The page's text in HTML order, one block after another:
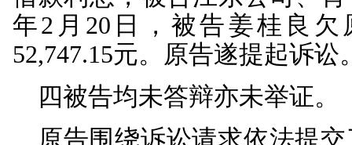
按照年利率13.5%计息
利）；2.被告江东公
任；3.确认原告就上
558”轮拍卖、变卖、